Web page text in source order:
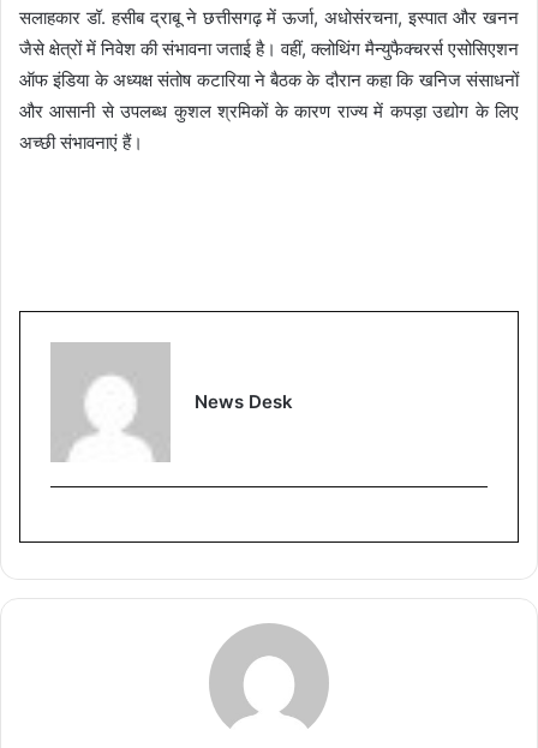
सलाहकार डॉ. हसीब द्राबू ने छत्तीसगढ़ में ऊर्जा, अधोसंरचना, इस्पात और खनन
जैसे क्षेत्रों में निवेश की संभावना जताई है। वहीं, क्लोथिंग मैन्युफैक्चरर्स एसोसिएशन
ऑफ इंडिया के अध्यक्ष संतोष कटारिया ने बैठक के दौरान कहा कि खनिज संसाधनों
और आसानी से उपलब्ध कुशल श्रमिकों के कारण राज्य में कपड़ा उद्योग के लिए
अच्छी संभावनाएं हैं।
News Desk